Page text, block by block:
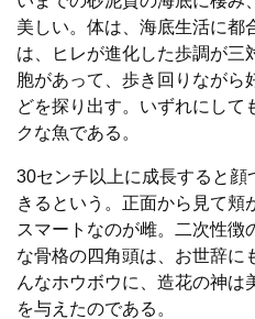
美しい。体は、海底生活に都
は、ヒレが進化した歩調が三
胞があって、歩き回りながら
どを探り出す。いずれにして
クな魚である。
30センチ以上に成長すると
きるという。正面から見て頬
スマートなのが雌。二次性徴
な骨格の四角頭は、お世辞に
んなホウボウに、造花の神は
を与えたのである。